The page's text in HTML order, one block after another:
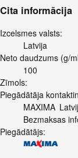
Cita informācija
Izcelsmes valsts:
Latvija
Neto daudzums (g/
100
Zīmols:
Piegādātāja
MAXIMA
Bezmaksas
Piegādātājs: